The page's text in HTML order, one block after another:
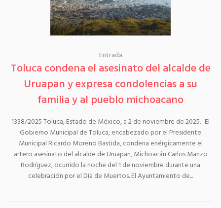
Entrada
Toluca condena el asesinato del alcalde de
Uruapan y expresa condolencias a su
familia y al pueblo michoacano
1338/2025 Toluca, Estado de México, a 2 de noviembre de 2025.- El
Gobierno Municipal de Toluca, encabezado por el Presidente
Municipal Ricardo Moreno Bastida, condena enérgicamente el
artero asesinato del alcalde de Uruapan, Michoacán Carlos Manzo
Rodríguez, ocurrido la noche del 1 de noviembre durante una
celebración por el Día de Muertos. El Ayuntamiento de...